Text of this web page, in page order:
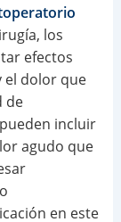
los
efectos
el dolor que
de
incluir
agudo que
en este